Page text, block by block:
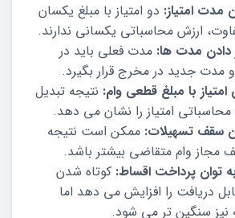
مدت امتیاز: دو امتیاز با مبلغ یکسان
ارزش محاسباتی یکسانی ندارند.
دادن مدت ها: مدت فعلی باید در
جدید در مخرج قرار بگیرد.
امتیاز با مبلغ قطعی وام: نتیجه تبدیل
امتیاز را نشان می دهد.
سقف تسهیلات: ممکن است نتیجه
مجاز وام متقاضی بیشتر باشد.
توان پرداخت اقساط: کوتاه شدن
دریافت را افزایش می دهد اما
نیز سنگین تر می شود.